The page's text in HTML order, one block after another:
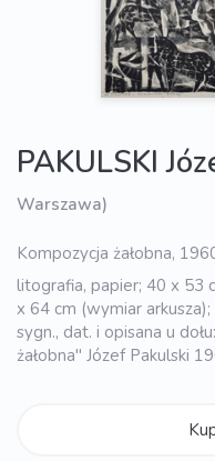
PAKULSKI
Warszawa)
Kompozycja żałobna,
litografia, papier; 40 x
x 64 cm (wymiar arkusza);
sygn., dat. i opisana u
żałobna" Józef Pakulski